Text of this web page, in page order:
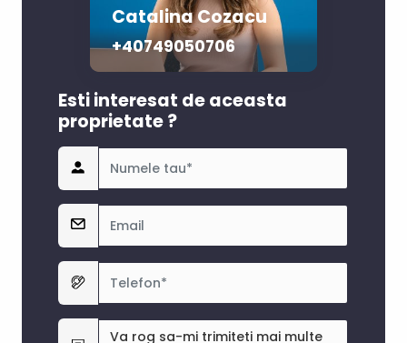
Catalina Cozacu
+40749050706
Esti interesat de aceasta
proprietate ?